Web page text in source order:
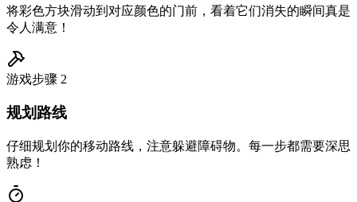
将彩色方块滑动到对应颜色的门前，看着它们消失的瞬间真是
令人满意！
游戏步骤 2
规划路线
仔细规划你的移动路线，注意躲避障碍物。每一步都需要深思
熟虑！